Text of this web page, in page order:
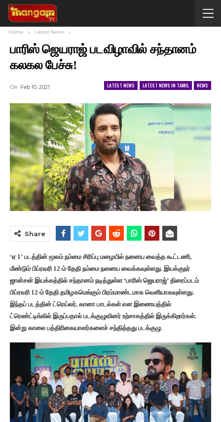
Home Latest News
பாரிஸ் ஜெயராஜ் படவிழாவில் சந்தானம்
கலகல பேச்சு!
LATEST NEWS LATEST NEWS IN TAMIL NEWS
On Feb 10, 2021
Share
‘ஏ 1’ படத்தின் மூலம் நம்மை சிரிப்பு மழையில் நனைய வைத்த கூட்டணி,
மீண்டும் பிப்ரவரி 12-ம் தேதி நம்மை நனைய வைக்கவுள்ளது. இயக்குநர்
ஜான்சன் இயக்கத்தில் சந்தானம் நடித்துள்ள ‘பாரிஸ் ஜெயராஜ்’ திரைப்படம்
பிப்ரவரி 12-ம் தேதி தமிழகமெங்கும் பிரம்மாண்டமாக வெளியாகவுள்ளது.
இந்தப் படத்தின் ட்ரெய்லர், கானா பாடல்கள் என இணையத்தில்
ட்ரெண்ட்டிங்கில் இருப்பதால் படக்குழுவினர் உற்சாகத்தில் இருக்கிறார்கள்.
இன்று காலை பத்திரிகையாளர்களைச் சந்தித்தது படக்குழு.